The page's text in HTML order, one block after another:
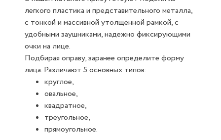
легкого пластика и представительного металла,
с тонкой и массивной утолщенной рамкой, с
удобными заушниками, надежно фиксирующими
очки на лице.
Подбирая оправу, заранее определите форму
лица. Различают 5 основных типов:
круглое,
овальное,
квадратное,
треугольное,
прямоугольное.